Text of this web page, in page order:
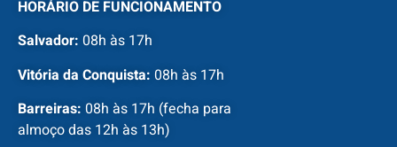
HORÁRIO DE FUNCIONAMENTO
Salvador: 08h às 17h
Vitória da Conquista: 08h às 17h
Barreiras: 08h às 17h (fecha para
almoço das 12h às 13h)